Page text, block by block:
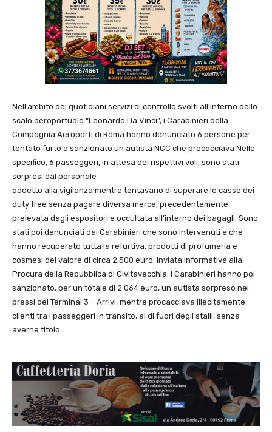
Nell’ambito dei quotidiani servizi di controllo svolti all’interno dello
scalo aeroportuale “Leonardo Da Vinci”, i Carabinieri della
Compagnia Aeroporti di Roma hanno denunciato 6 persone per
tentato furto e sanzionato un autista NCC che procacciava Nello
specifico, 6 passeggeri, in attesa dei rispettivi voli, sono stati
sorpresi dal personale
addetto alla vigilanza mentre tentavano di superare le casse dei
duty free senza pagare diversa merce, precedentemente
prelevata dagli espositori e occultata all’interno dei bagagli. Sono
stati poi denunciati dai Carabinieri che sono intervenuti e che
hanno recuperato tutta la refurtiva, prodotti di profumeria e
cosmesi del valore di circa 2.500 euro. Inviata informativa alla
Procura della Repubblica di Civitavecchia. I Carabinieri hanno poi
sanzionato, per un totale di 2.064 euro, un autista sorpreso nei
pressi del Terminal 3 – Arrivi, mentre procacciava illecitamente
clienti tra i passeggeri in transito, al di fuori degli stalli, senza
averne titolo.